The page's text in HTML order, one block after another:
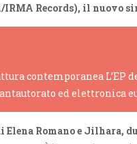
Records), il nuovo
contemporanea L’EP
ed elettronica
Elena Romano e Jilhara,